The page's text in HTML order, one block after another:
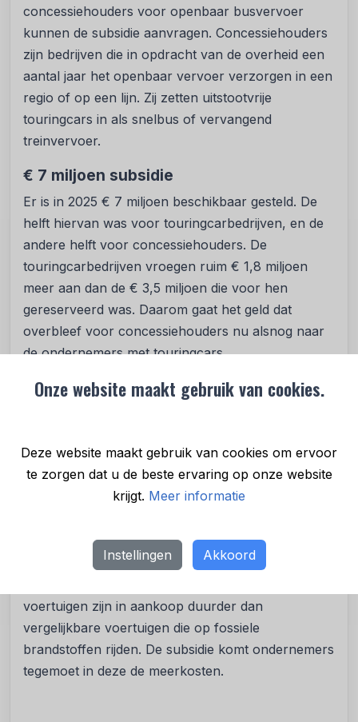
Onze website maakt gebruik van cookies.
Deze website maakt gebruik van cookies om ervoor
te zorgen dat u de beste ervaring op onze website
krijgt. Meer informatie
Instellingen Akkoord
concessiehouders voor openbaar busvervoer
kunnen de subsidie aanvragen. Concessiehouders
zijn bedrijven die in opdracht van de overheid een
aantal jaar het openbaar vervoer verzorgen in een
regio of op een lijn. Zij zetten uitstootvrije
touringcars in als snelbus of vervangend
treinvervoer.
€ 7 miljoen subsidie
Er is in 2025 € 7 miljoen beschikbaar gesteld. De
helft hiervan was voor touringcarbedrijven, en de
andere helft voor concessiehouders. De
touringcarbedrijven vroegen ruim € 1,8 miljoen
meer aan dan de € 3,5 miljoen die voor hen
gereserveerd was. Daarom gaat het geld dat
overbleef voor concessiehouders nu alsnog naar
de ondernemers met touringcars.
Overstappen op touringcars zonder
samen 3.500 touringcars. Het overgrote deel rijdt
op fossiele brandstoffen zoals diesel. Een enkele
bus is al emissieloos en stoot dus geen CO
bedrijfsbusjes is in Nederland al wel in volle gang.
De STour heeft als doel om ook de overstap naar
voertuigen zijn in aankoop duurder dan
vergelijkbare voertuigen die op fossiele
brandstoffen rijden. De subsidie komt ondernemers
tegemoet in deze de meerkosten.